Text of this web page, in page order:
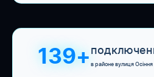
139+ в районе вулиця Осіння